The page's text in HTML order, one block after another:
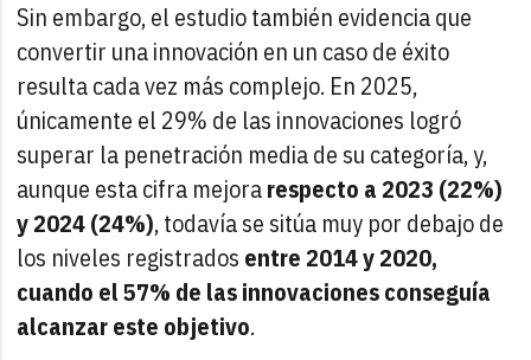
Sin embargo, el estudio también evidencia que
convertir una innovación en un caso de éxito
resulta cada vez más complejo. En 2025,
únicamente el 29% de las innovaciones logró
superar la penetración media de su categoría, y,
aunque esta cifra mejorarespecto a 2023 (22%)
y 2024 (24%), todavía se sitúa muy por debajo de
los niveles registrados entre 2014 y 2020,
cuando el 57% de las innovaciones conseguía
alcanzar este objetivo.